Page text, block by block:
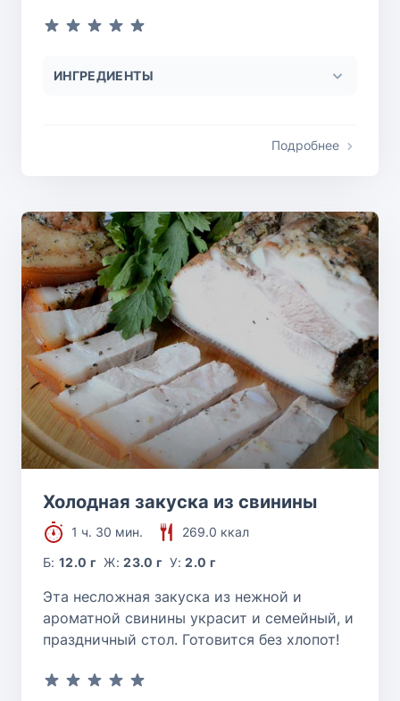
ИНГРЕДИЕНТЫ
Подробнее
Холодная закуска из свинины
1 ч. 30 мин.
269.0 ккал
Б:12.0 г Ж:23.0 г У:2.0 г
Эта несложная закуска из нежной и
ароматной свинины украсит и семейный, и
праздничный стол. Готовится без хлопот!